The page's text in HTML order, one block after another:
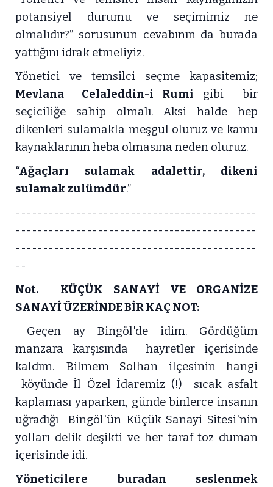
potansiyel durumu ve seçimimiz ne
olmalıdır?” sorusunun cevabının da burada
yattığını idrak etmeliyiz.
Yönetici ve temsilci seçme kapasitemiz;
Mevlana Celaleddin-i Rumi gibi bir
seçiciliğe sahip olmalı. Aksi halde hep
dikenleri sulamakla meşgul oluruz ve kamu
kaynaklarının heba olmasına neden oluruz.
“Ağaçları sulamak adalettir, dikeni
sulamak zulümdür.”
--------------------------------------------
--------------------------------------------
--------------------------------------------
--
Not.
KÜÇÜK SANAYİ VE ORGANİZE
SANAYİ ÜZERİNDE BİR KAÇ NOT:
Geçen ay Bingöl'de idim. Gördüğüm
manzara karşısında hayretler içerisinde
kaldım. Bilmem Solhan ilçesinin hangi
köyünde İl Özel İdaremiz (!) sıcak asfalt
kaplaması yaparken, günde binlerce insanın
uğradığı Bingöl'ün Küçük Sanayi Sitesi'nin
yolları delik deşikti ve her taraf toz duman
içerisinde idi.
Yöneticilere buradan seslenmek